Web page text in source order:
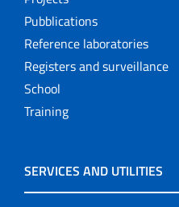
Pubblications
Reference laboratories
Registers and surveillance
School
Training
SERVICES AND UTILITIES